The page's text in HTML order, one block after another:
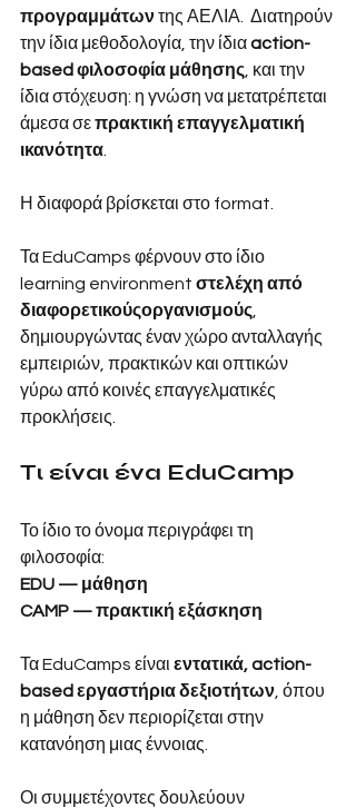
προγραμμάτων της ΑΕΛΙΑ.  Διατηρούν
την ίδια μεθοδολογία, την ίδιαaction-
based φιλοσοφία μάθησης , και την
ίδια στόχευση: η γνώση να μετατρέπεται
άμεσα σεπρακτική επαγγελματική
ικανότητα
Η διαφορά βρίσκεται στο format.
Τα EduCamps φέρνουν στο ίδιο
learning environment στελέχη από
διαφορετικούςοργανισμούς
δημιουργώντας έναν χώρο ανταλλαγής
εμπειριών, πρακτικών και οπτικών
γύρω από κοινές επαγγελματικές
προκλήσεις.
Τι είναι ένα EduCamp
Το ίδιο το όνομα περιγράφει τη
φιλοσοφία:
EDU — μάθηση
CAMP — πρακτική εξάσκηση
Τα EduCamps είναι εντατικά, action-
based εργαστήρια δεξιοτήτων , όπου
η μάθηση δεν περιορίζεται στην
κατανόηση μιας έννοιας.
Οι συμμετέχοντες δουλεύουν